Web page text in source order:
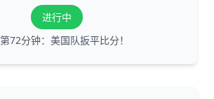
进行中
第72分钟：美国队扳平比分！